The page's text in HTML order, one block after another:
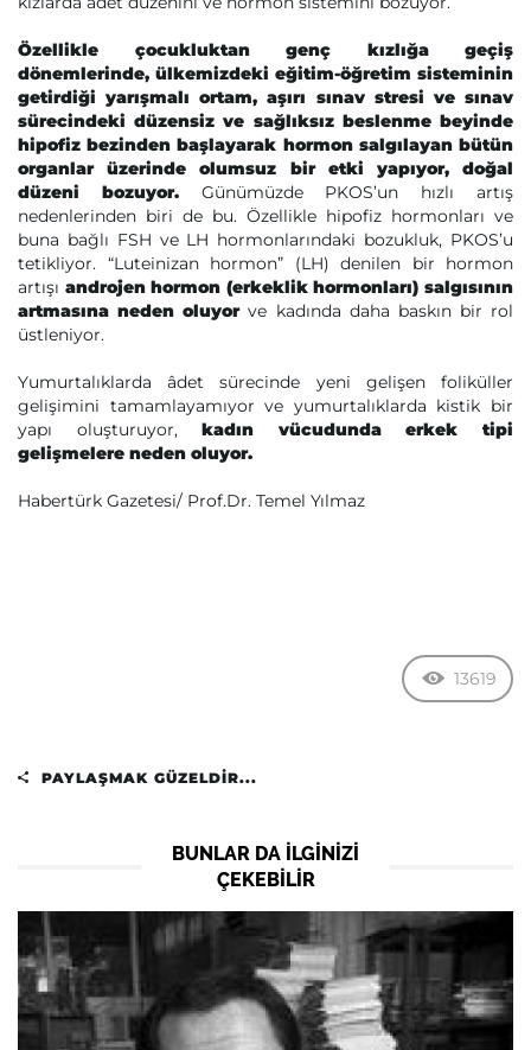
Özellikle çocukluktan genç kızlığa geçiş
dönemlerinde, ülkemizdeki eğitim-öğretim sisteminin
getirdiği yarışmalı ortam, aşırı sınav stresi ve sınav
sürecindeki düzensiz ve sağlıksız beslenme beyinde
hipofiz bezinden başlayarak hormon salgılayan bütün
organlar üzerinde olumsuz bir etki yapıyor, doğal
düzeni bozuyor.Günümüzde PKOS’un hızlı artış
nedenlerinden biri de bu. Özellikle hipofiz hormonları ve
buna bağlı FSH ve LH hormonlarındaki bozukluk, PKOS’u
tetikliyor. “Luteinizan hormon” (LH) denilen bir hormon
artışı androjen hormon (erkeklik hormonları) salgısının
artmasına neden oluyorve kadında daha baskın bir rol
üstleniyor.
Yumurtalıklarda âdet sürecinde yeni gelişen foliküller
gelişimini tamamlayamıyor ve yumurtalıklarda kistik bir
yapı oluşturuyor,kadın vücudunda erkek tipi
gelişmelere neden oluyor.
Habertürk Gazetesi/ Prof.Dr. Temel Yılmaz
13619
PAYLAŞMAK GÜZELDIR...
BUNLAR DA ILGINIZI
ÇEKEBILIR